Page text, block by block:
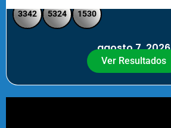
3342 5324 1530
agosto 7, 2026
Ver Resultados